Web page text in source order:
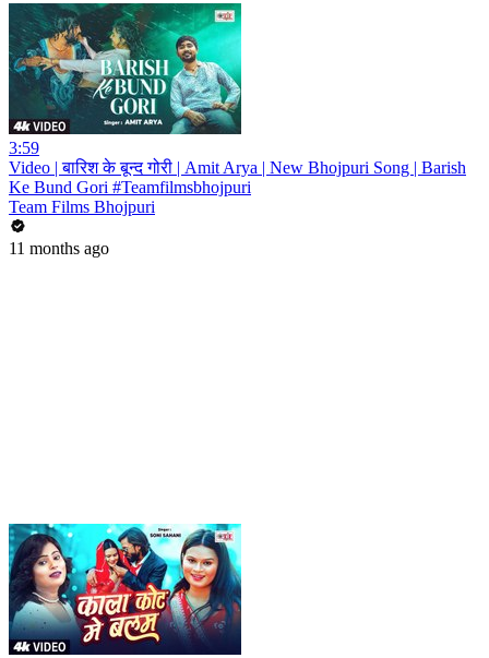
3:59
Video | बारिश के बून्द गोरी | Amit Arya | New Bhojpuri Song | Barish
Ke Bund Gori #Teamfilmsbhojpuri
Team Films Bhojpuri
11 months ago